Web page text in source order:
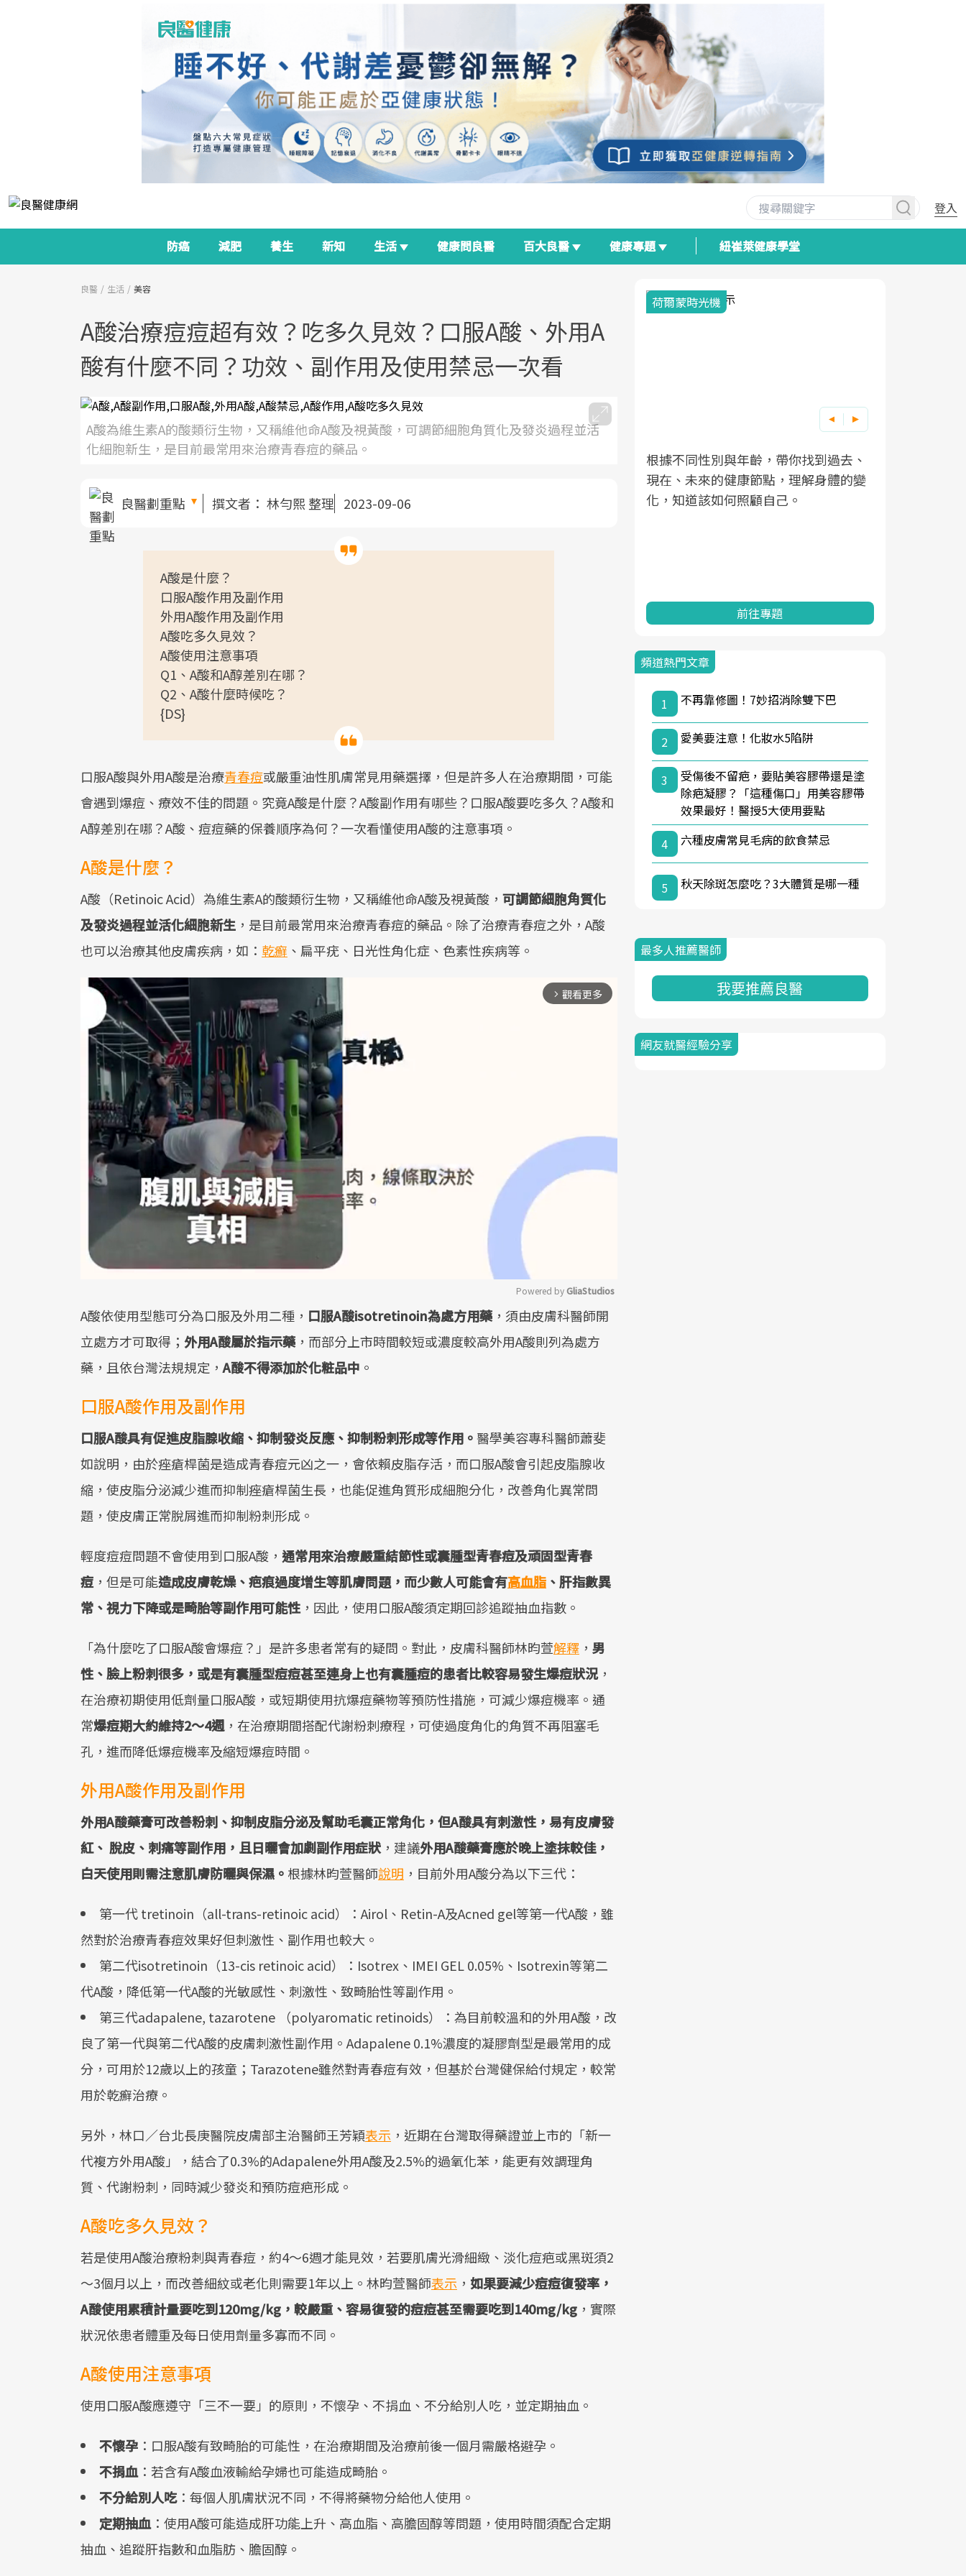
登入
防癌 減肥 養生 新知 生活 健康問良醫 百大良醫 健康專題 紐崔萊健康學堂
良醫 生活 美容
A酸治療痘痘超有效？吃多久見效？口服A酸、外用A
酸有什麼不同？功效、副作用及使用禁忌一次看
A酸為維生素A的酸類衍生物，又稱維他命A酸及視黃酸，可調節細胞角質化及發炎過程並活
化細胞新生，是目前最常用來治療青春痘的藥品。
良醫劃重點 撰文者： 林勻熙 整理 2023-09-06
A酸是什麼？
口服A酸作用及副作用
外用A酸作用及副作用
A酸吃多久見效？
A酸使用注意事項
Q1、A酸和A醇差別在哪？
Q2、A酸什麼時候吃？
{DS}
口服A酸與外用A酸是治療青春痘或嚴重油性肌膚常見用藥選擇，但是許多人在治療期間，可能
會遇到爆痘、療效不佳的問題。究竟A酸是什麼？A酸副作用有哪些？口服A酸要吃多久？A酸和
A醇差別在哪？A酸、痘痘藥的保養順序為何？一次看懂使用A酸的注意事項。
A酸是什麼？
A酸（Retinoic Acid）為維生素A的酸類衍生物，又稱維他命A酸及視黃酸， 可調節細胞角質化
及發炎過程並活化細胞新生 ，是目前最常用來治療青春痘的藥品。除了治療青春痘之外，A酸
也可以治療其他皮膚疾病，如： 乾癬 、扁平疣、日光性角化症、色素性疾病等。
arrow_forward_ios 觀看更多
Mute
Powered by GliaStudios
A酸依使用型態可分為口服及外用二種， 口服A酸isotretinoin為處方用藥 ，須由皮膚科醫師開
立處方才可取得； 外用A酸屬於指示藥 ，而部分上市時間較短或濃度較高外用A酸則列為處方
藥，且依台灣法規規定， A酸不得添加於化粧品中 。
口服A酸作用及副作用
口服A酸具有促進皮脂腺收縮、抑制發炎反應、抑制粉刺形成等作用。 醫學美容專科醫師蕭斐
如說明，由於痤瘡桿菌是造成青春痘元凶之一，會依賴皮脂存活，而口服A酸會引起皮脂腺收
縮，使皮脂分泌減少進而抑制痤瘡桿菌生長，也能促進角質形成細胞分化，改善角化異常問
題，使皮膚正常脫屑進而抑制粉刺形成。
輕度痘痘問題不會使用到口服A酸， 通常用來治療嚴重結節性或囊腫型青春痘及頑固型青春
痘 ，但是可能造成皮膚乾燥、疤痕過度增生等肌膚問題，而少數人可能會有高血脂 、肝指數異
常、視力下降或是畸胎等副作用可能性 ，因此，使用口服A酸須定期回診追蹤抽血指數。
「為什麼吃了口服A酸會爆痘？」是許多患者常有的疑問。對此，皮膚科醫師林昀萱解釋 ， 男
性、臉上粉刺很多，或是有囊腫型痘痘甚至連身上也有囊腫痘的患者比較容易發生爆痘狀況，
在治療初期使用低劑量口服A酸，或短期使用抗爆痘藥物等預防性措施，可減少爆痘機率。通
常爆痘期大約維持2～4週，在治療期間搭配代謝粉刺療程，可使過度角化的角質不再阻塞毛
孔，進而降低爆痘機率及縮短爆痘時間。
外用A酸作用及副作用
外用A酸藥膏可改善粉刺、抑制皮脂分泌及幫助毛囊正常角化，但A酸具有刺激性，易有皮膚發
紅、 脫皮、刺痛等副作用，且日曬會加劇副作用症狀 ，建議外用A酸藥膏應於晚上塗抹較佳，
白天使用則需注意肌膚防曬與保濕。 根據林昀萱醫師說明 ，目前外用A酸分為以下三代：
第一代 tretinoin（all-trans-retinoic acid）：Airol、Retin-A及Acned gel等第一代A酸，雖
然對於治療青春痘效果好但刺激性、副作用也較大。
第二代isotretinoin（13-cis retinoic acid）：Isotrex、IMEI GEL 0.05%、Isotrexin等第二
代A酸，降低第一代A酸的光敏感性、刺激性、致畸胎性等副作用。
第三代adapalene, tazarotene （polyaromatic retinoids）：為目前較溫和的外用A酸，改
良了第一代與第二代A酸的皮膚刺激性副作用。Adapalene 0.1%濃度的凝膠劑型是最常用的成
分，可用於12歲以上的孩童；Tarazotene雖然對青春痘有效，但基於台灣健保給付規定，較常
用於乾癬治療。
另外，林口／台北長庚醫院皮膚部主治醫師王芳穎表示 ，近期在台灣取得藥證並上市的「新一
代複方外用A酸」，結合了0.3%的Adapalene外用A酸及2.5%的過氧化苯，能更有效調理角
質、代謝粉刺，同時減少發炎和預防痘疤形成。
A酸吃多久見效？
若是使用A酸治療粉刺與青春痘，約4～6週才能見效，若要肌膚光滑細緻、淡化痘疤或黑斑須2
～3個月以上，而改善細紋或老化則需要1年以上。林昀萱醫師表示 ， 如果要減少痘痘復發率，
A酸使用累積計量要吃到120mg/kg，較嚴重、容易復發的痘痘甚至需要吃到140mg/kg ，實際
狀況依患者體重及每日使用劑量多寡而不同。
A酸使用注意事項
使用口服A酸應遵守「三不一要」的原則，不懷孕、不捐血、不分給別人吃，並定期抽血。
不懷孕 ：口服A酸有致畸胎的可能性，在治療期間及治療前後一個月需嚴格避孕。
不捐血：若含有A酸血液輸給孕婦也可能造成畸胎。
不分給別人吃：每個人肌膚狀況不同，不得將藥物分給他人使用。
定期抽血：使用A酸可能造成肝功能上升、高血脂、高膽固醇等問題，使用時間須配合定期
抽血、追蹤肝指數和血脂肪、膽固醇。
政策如「健康台灣推動委員會」與「長
全面啟動你的健康革命！
建立對亞健康的認知，進而引導實際的
荷爾蒙時光機
根據不同性別與年齡，帶你找到過去、
現在、未來的健康節點，理解身體的變
化，知道該如何照顧自己。
前往專題
頻道熱門文章
1 不再靠修圖！7妙招消除雙下巴
2 愛美要注意！化妝水5陷阱
3
受傷後不留疤，要貼美容膠帶還是塗
除疤凝膠？「這種傷口」用美容膠帶
效果最好！醫授5大使用要點
4
六種皮膚常見毛病的飲食禁忌
5 秋天除斑怎麼吃？3大體質是哪一種
最多人推薦醫師
我要推薦良醫
網友就醫經驗分享